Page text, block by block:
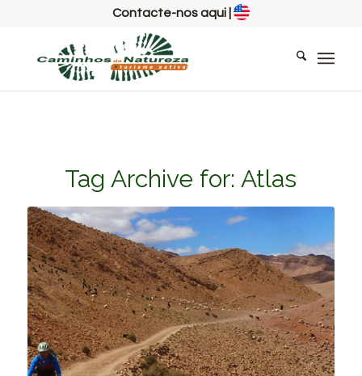
Contacte-nos aqui|
Tag Archive for:Atlas